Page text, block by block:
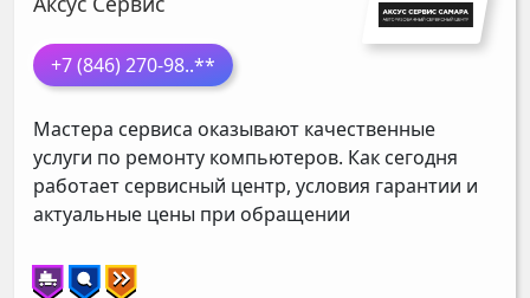
+7 (846) 270-98..**
Мастера сервиса оказывают качественные
услуги по ремонту компьютеров. Как сегодня
работает сервисный центр, условия гарантии и
актуальные цены при обращении